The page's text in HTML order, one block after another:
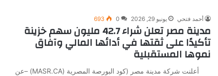
أحمد فتحي يونيو 29, 2026 0
693
مدينة مصر تعلن شراء 42.7 مليون سهم خزينة
تأكيدًا على ثقتها في أدائها المالي وآفاق
نموها المستقبلية
أعلنت شركة مدينة مصر (كود البورصة المصرية (MASR.CA) –عن